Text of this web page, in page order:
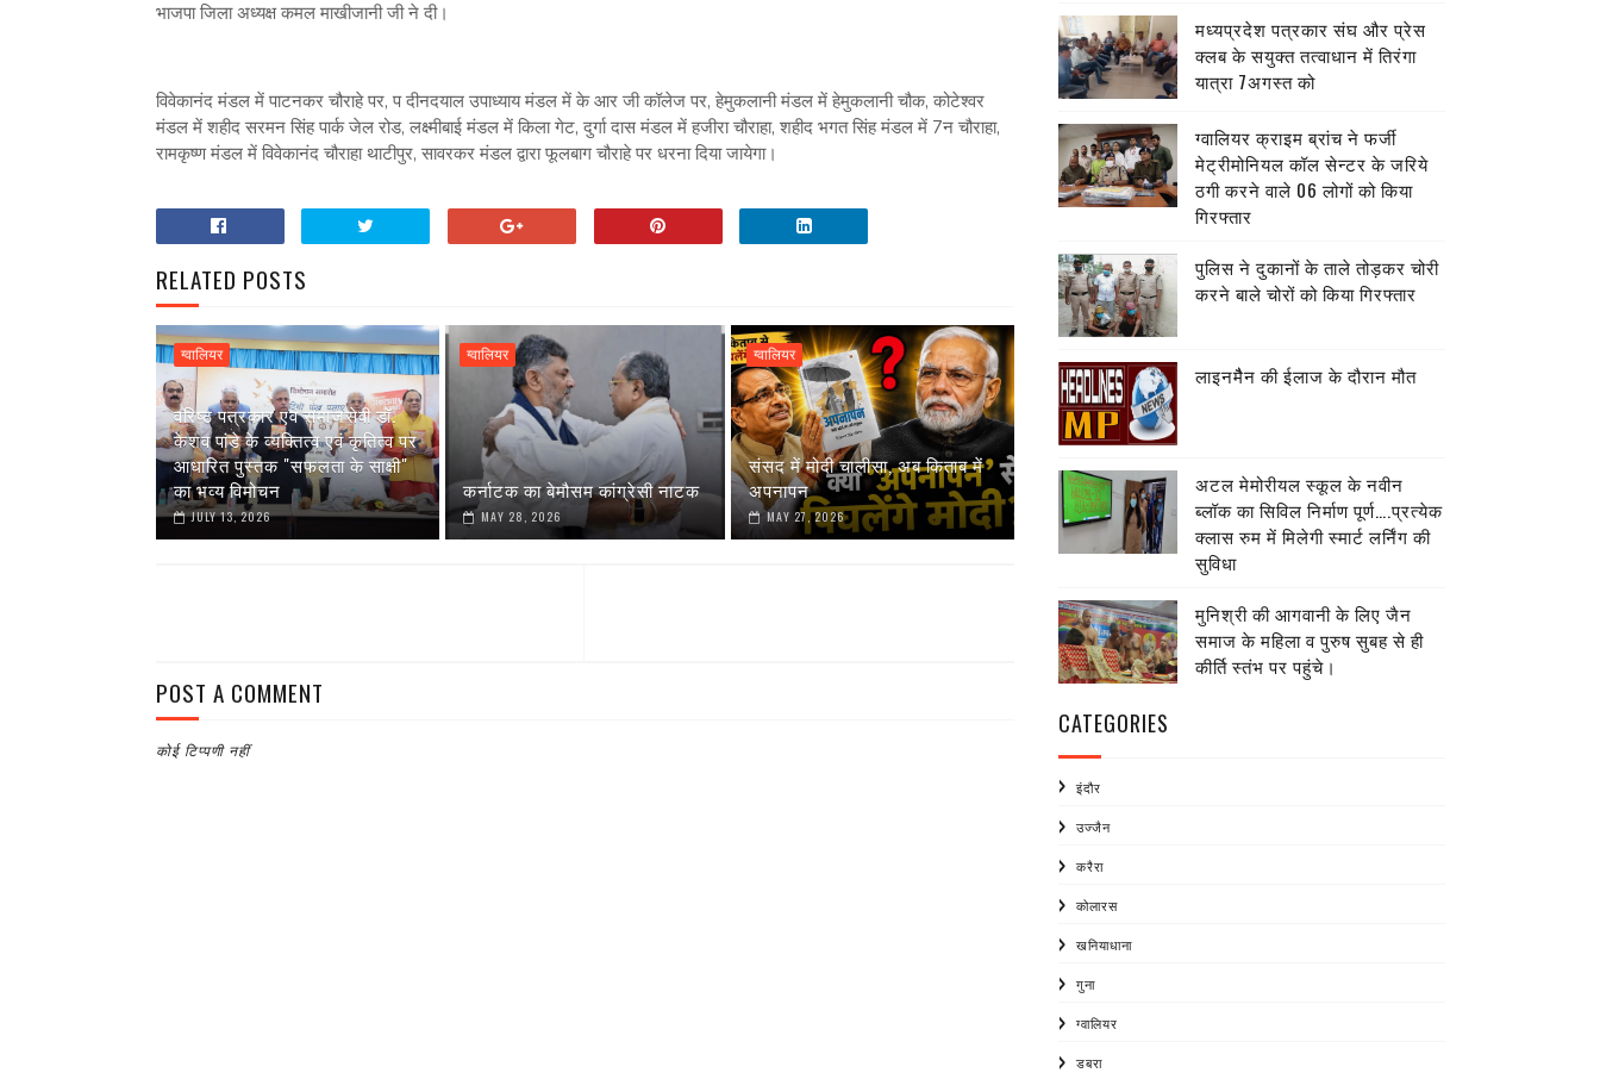
भाजपा जिला अध्यक्ष कमल माखीजानी जी ने दी।
विवेकानंद मंडल में पाटनकर चौराहे पर, प दीनदयाल उपाध्याय मंडल में के आर जी कॉलेज पर, हेमुकलानी मंडल में हेमुकलानी चौक, कोटेश्वर
मंडल में शहीद सरमन सिंह पार्क जेल रोड, लक्ष्मीबाई मंडल में किला गेट, दुर्गा दास मंडल में हजीरा चौराहा, शहीद भगत सिंह मंडल में 7न चौराहा,
रामकृष्ण मंडल में विवेकानंद चौराहा थाटीपुर, सावरकर मंडल द्वारा फूलबाग चौराहे पर धरना दिया जायेगा।
RELATED POSTS
ग्वालियर
वरिष्ठ पत्रकार एवं समाजसेवी डॉ.
केशव पांडे के व्यक्तित्व एवं कृतित्व पर
आधारित पुस्तक "सफलता के साक्षी"
का भव्य विमोचन
JULY 13, 2026
ग्वालियर
कर्नाटक का बेमौसम कांग्रेसी नाटक
MAY 28, 2026
ग्वालियर
संसद में मोदी चालीसा, अब किताब में
अपनापन
MAY 27, 2026
POST A COMMENT
कोई टिप्पणी नहीं
मध्यप्रदेश पत्रकार संघ और प्रेस
क्लब के सयुक्त तत्वाधान में तिरंगा
यात्रा 7अगस्त को
ग्वालियर क्राइम ब्रांच ने फर्जी
मेट्रीमोनियल कॉल सेन्टर के जरिये
ठगी करने वाले 06 लोगों को किया
गिरफ्तार
पुलिस ने दुकानों के ताले तोड़कर चोरी
करने बाले चोरों को किया गिरफ्तार
लाइनमैैन की ईलाज के दौरान मौत
अटल मेमोरीयल स्कूल के नवीन
ब्लॉक का सिविल निर्माण पूर्ण….प्रत्येक
क्लास रुम में मिलेगी स्मार्ट लर्निंग की
सुविधा
मुनिश्री की आगवानी के लिए जैन
समाज के महिला व पुरुष सुबह से ही
कीर्ति स्तंभ पर पहुंचे।
CATEGORIES
इंदौर
उज्जैन
करैरा
कोलारस
खनियाधाना
गुना
ग्वालियर
डबरा